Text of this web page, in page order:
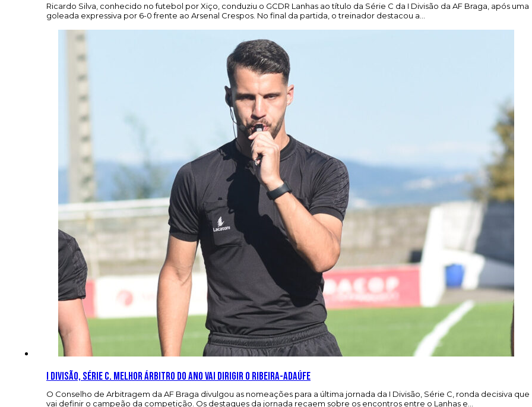
Ricardo Silva, conhecido no futebol por Xiço, conduziu o GCDR Lanhas ao título da Série C da I Divisão da AF Braga, após uma
goleada expressiva por 6-0 frente ao Arsenal Crespos. No final da partida, o treinador destacou a…
I Divisão, Série C. Melhor árbitro do ano vai dirigir o Ribeira-Adaúfe
O Conselho de Arbitragem da AF Braga divulgou as nomeações para a última jornada da I Divisão, Série C, ronda decisiva que
vai definir o campeão da competição. Os destaques da jornada recaem sobre os encontros entre o Lanhas e…